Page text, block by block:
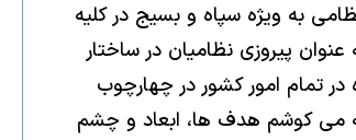
به ويژه سپاه و بسيج در كليه
پيروزى نظاميان در ساختار
تمام امور كشور در چهارچوب
و يا طرح " دهه چهارم انقلاب" [١] ناميده‌اند. در اين نوشته مى كوشم هدف ها، ابعاد و چشم